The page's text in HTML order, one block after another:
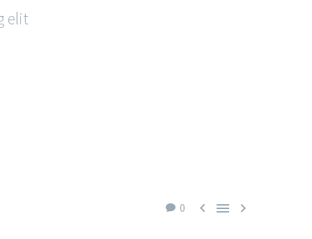
elit
0   